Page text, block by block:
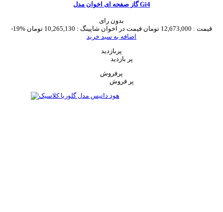
گاز صفحه ای اخوان مدل Gi4
بدون رای
-19%
قیمت : 12,673,000 تومان قیمت در اخوان شاپینگ : 10,265,130 تومان
اضافه به سبد خرید
پربازدید
پر بازدید
پرفروش